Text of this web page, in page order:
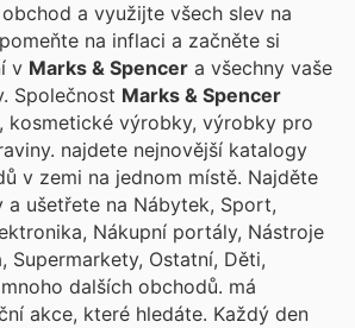
a využijte všech slev na
na inflaci a začněte si
v Marks & Spencer a všechny vaše
oblíbené obchody. Společnost Marks & Spencer
kosmetické výrobky, výrobky pro
najdete nejnovější katalogy
v zemi na jednom místě. Najděte
a ušetřete na Nábytek, Sport,
Nákupní portály, Nástroje
Supermarkety, Ostatní, Děti,
dalších obchodů. má
akce, které hledáte. Každý den